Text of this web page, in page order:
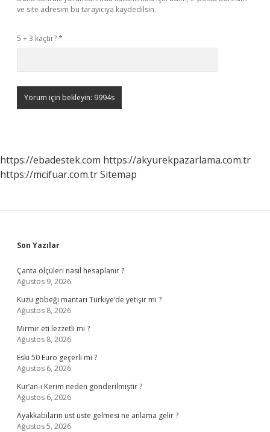
ve site adresim bu tarayıcıya kaydedilsin.
5 + 3 kaçtır?*
https://ebadestek.com https://akyurekpazarlama.com.tr
https://mcifuar.com.trSitemap
Sidebar
Son Yazılar
Çanta ölçüleri nasıl hesaplanır ?
Ağustos 9, 2026
Kuzu göbeği mantarı Türkiye’de yetişir mi ?
Ağustos 8, 2026
Mırmır eti lezzetli mi ?
Ağustos 8, 2026
Eski 50 Euro geçerli mi ?
Ağustos 6, 2026
Kur’an-ı Kerim neden gönderilmiştir ?
Ağustos 6, 2026
Ayakkabıların üst üste gelmesi ne anlama gelir ?
Ağustos 5, 2026